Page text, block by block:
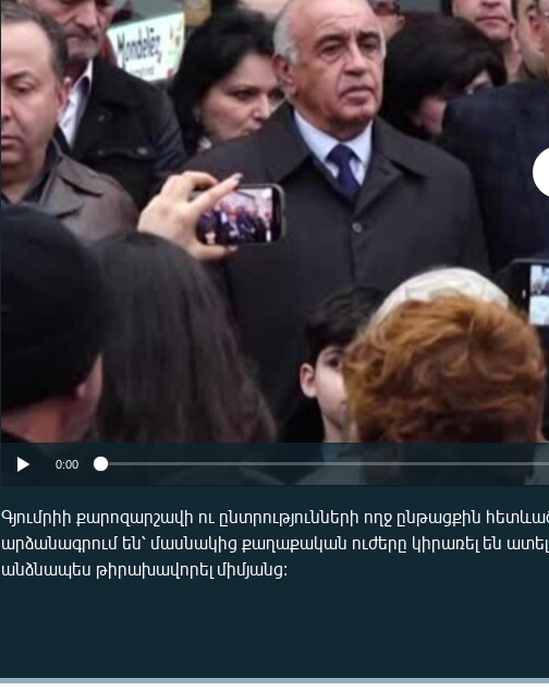
No media
0:00
Գյումրիի քարոզարշավի ու ընտրությունների ողջ ընթացքին
արձանագրում են՝ մասնակից քաղաքական ուժերը կիրառել են
անձնապես թիրախավորել միմյանց: